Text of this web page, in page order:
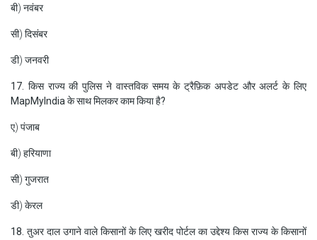
बी) नवंबर
सी) दिसंबर
डी) जनवरी
17. किस राज्य की पुलिस ने वास्तविक समय के ट्रैफ़िक अपडेट और अलर्ट के लिए
MapMyIndia के साथ मिलकर काम किया है?
ए) पंजाब
बी) हरियाणा
सी) गुजरात
डी) केरल
18. तुअर दाल उगाने वाले किसानों के लिए खरीद पोर्टल का उद्देश्य किस राज्य के किसानों